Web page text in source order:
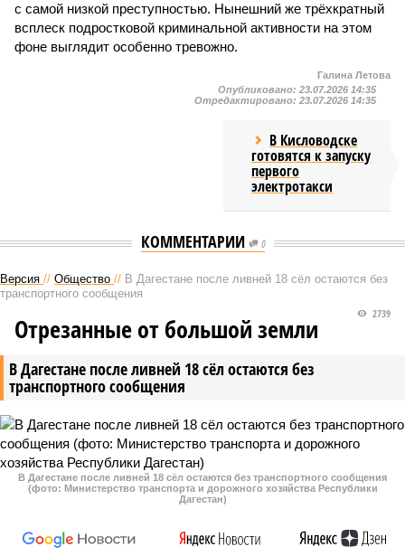
с самой низкой преступностью. Нынешний же трёхкратный
всплеск подростковой криминальной активности на этом
фоне выглядит особенно тревожно.
Галина Летова
Опубликовано: 23.07.2026 14:35
Отредактировано: 23.07.2026 14:35
В Кисловодске
готовятся к запуску
первого
электротакси
КОММЕНТАРИИ 0
Версия // Общество // В Дагестане после ливней 18 сёл остаются без
транспортного сообщения
В Дагестане после ливней 18 сёл остаются без
транспортного сообщения
2739
Отрезанные от большой земли
В Дагестане после ливней 18 сёл остаются без транспортного сообщения
(фото: Министерство транспорта и дорожного хозяйства Республики
Дагестан)